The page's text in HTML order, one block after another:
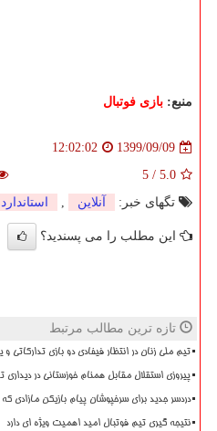
منبع: بازی فوتبال
1399/09/09
12:02:02
5.0
/
5
تگهای خبر:
آنلاین , استاندارد
این مطلب را می پسندید؟
تازه ترین مطالب مرتبط
تیم ملی زنان در انتظار فیفادی دو بازی تدارکاتی
پیروزی استقلال مقابل همنام خوزستانی در دیداری
دردسر جدید برای سرخپوشان پیام بازیکن مازادی
نتیجه گیری تیم فوتبال امید اهمیت ویژه ای دارد